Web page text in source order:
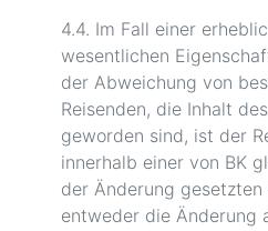
4.4. Im Fall einer
wesentlichen
der Abweichung von
Reisenden, die Inhalt
geworden sind, ist der
innerhalb einer von BK
der Änderung gesetzten
entweder die Änderung